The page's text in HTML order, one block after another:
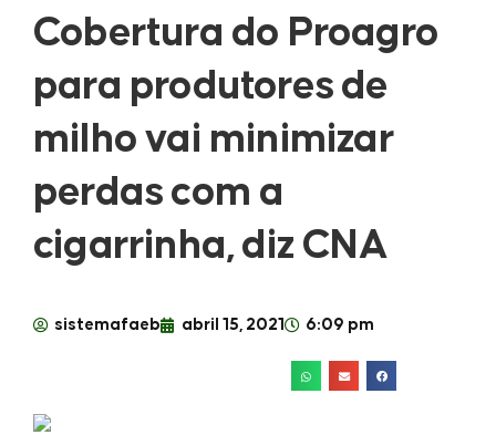
Cobertura do Proagro
para produtores de
milho vai minimizar
perdas com a
cigarrinha, diz CNA
sistemafaeb abril 15, 2021 6:09 pm